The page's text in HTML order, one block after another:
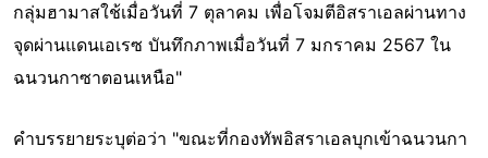
กลุ่มฮามาสใช้เมื่อวันที่ 7 ตุลาคม เพื่อโจมตีอิสราเอลผ่านทาง
จุดผ่านแดนเอเรซ บันทึกภาพเมื่อวันที่ 7 มกราคม 2567 ใน
ฉนวนกาซาตอนเหนือ"
คำบรรยายระบุต่อว่า "ขณะที่กองทัพอิสราเอลบุกเข้าฉนวนกา